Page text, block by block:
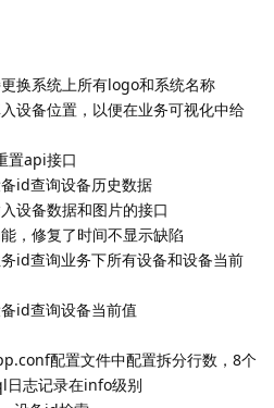
换系统上所有logo和系统名称
设备位置，以便在业务可视化中给
置api接口
id查询设备历史数据
设备数据和图片的接口
，修复了时间不显示缺陷
id查询业务下所有设备和设备当前
id查询设备当前值
配置文件中配置拆分行数，8个
日志记录在info级别